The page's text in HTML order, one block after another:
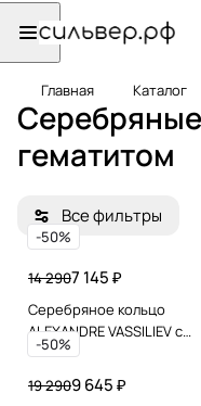
Главная Каталог
гематитом
Все фильтры
-50%
7 145 ₽
14 290
Серебряное кольцо
ALEXANDRE VASSILIEV с
гематитом, марказитами
Swarovski и позолотой
-50%
9 645 ₽
19 290